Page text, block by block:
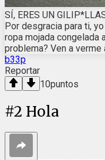
SÍ, ERES UN
Por desgracia para ti,
ropa mojada congelada
problema? Ven a verme
b33p
Reportar
10puntos
#2 Hola